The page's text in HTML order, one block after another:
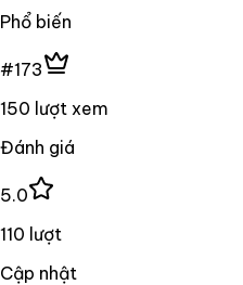
Phổ biến
#173
150 lượt xem
Đánh giá
5.0
110 lượt
Cập nhật